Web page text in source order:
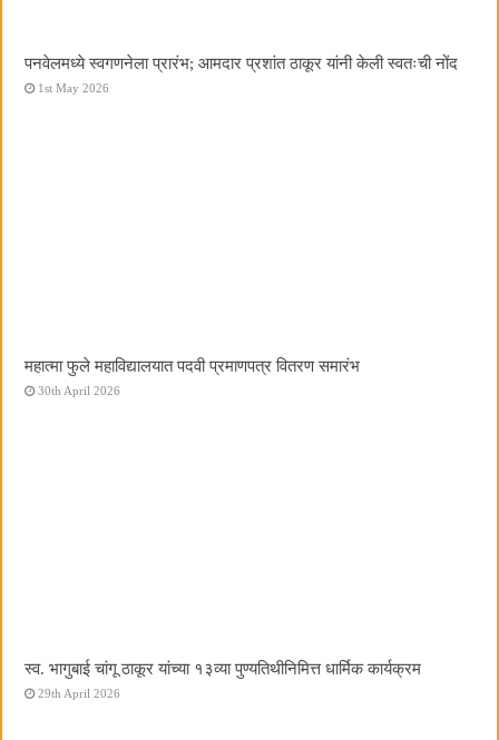
पनवेलमध्ये स्वगणनेला प्रारंभ; आमदार प्रशांत ठाकूर यांनी केली स्वतःची नोंद
1st May 2026
महात्मा फुले महाविद्यालयात पदवी प्रमाणपत्र वितरण समारंभ
30th April 2026
स्व. भागुबाई चांगू ठाकूर यांच्या १३व्या पुण्यतिथीनिमित्त धार्मिक कार्यक्रम
29th April 2026